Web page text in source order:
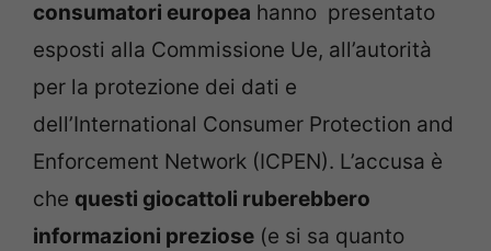
consumatori europea hanno presentato
esposti alla Commissione Ue, all’autorità
per la protezione dei dati e
dell’International Consumer Protection and
Enforcement Network (ICPEN). L’accusa è
che questi giocattoli ruberebbero
informazioni preziose (e si sa quanto